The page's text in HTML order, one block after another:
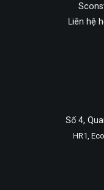
Liên hệ
Số 4,
HR1,